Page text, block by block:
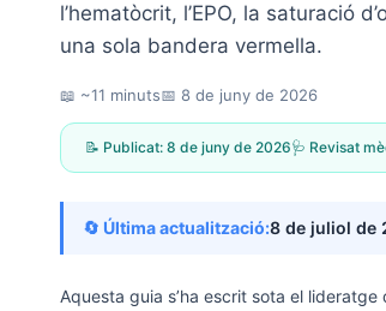
l’hematòcrit, l’EPO, la saturació
una sola bandera vermella.
📖 ~11 minuts📅 8 de juny de 2026
📝 Publicat: 8 de juny de 2026🩺 Revisat
🔄 Última actualització:8 de juliol de
Aquesta guia s’ha escrit sota el lideratge